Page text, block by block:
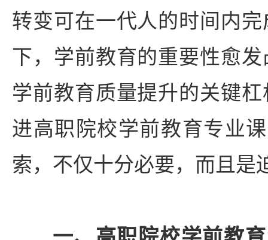
转变可在一代人的时间内
下，学前教育的重要性愈
学前教育质量提升的关键
进高职院校学前教育专业
索，不仅十分必要，而且是